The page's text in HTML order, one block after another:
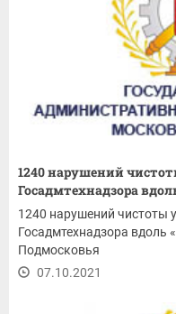
1240 нарушений
Госадмтехнадзора
1240 нарушений чистоты
Госадмтехнадзора вдоль
Подмосковья
07.10.2021